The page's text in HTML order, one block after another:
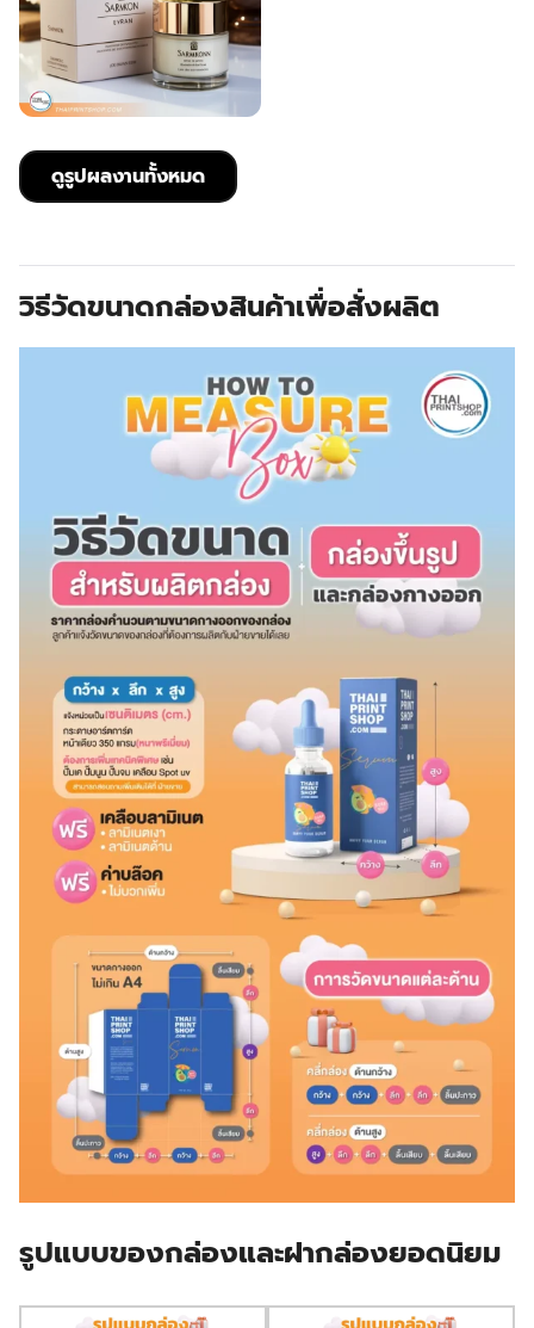
ดูรูปผลงานทั้งหมด
วิธีวัดขนาดกล่องสินค้าเพื่อสั่งผลิต
รูปแบบของกล่องและฝากล่องยอดนิยม